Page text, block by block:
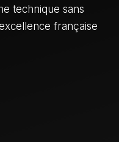
technique sans
française